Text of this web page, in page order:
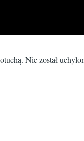
Nie został